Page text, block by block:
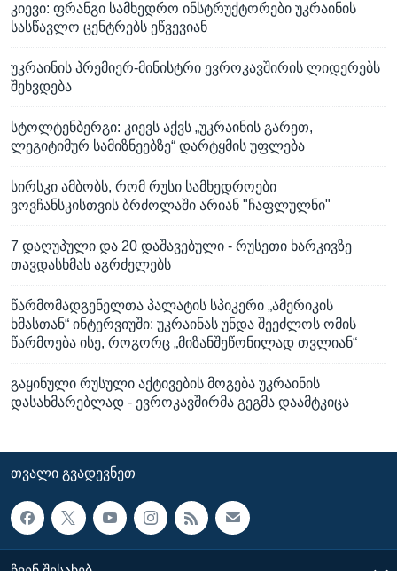
კიევი: ფრანგი სამხედრო ინსტრუქტორები უკრაინის
სასწავლო ცენტრებს ეწვევიან
უკრაინის პრემიერ-მინისტრი ევროკავშირის ლიდერებს
შეხვდება
სტოლტენბერგი: კიევს აქვს „უკრაინის გარეთ,
ლეგიტიმურ სამიზნეებზე“ დარტყმის უფლება
სირსკი ამბობს, რომ რუსი სამხედროები
ვოვჩანსკისთვის ბრძოლაში არიან "ჩაფლულნი"
7 დაღუპული და 20 დაშავებული - რუსეთი ხარკივზე
თავდასხმას აგრძელებს
წარმომადგენელთა პალატის სპიკერი „ამერიკის
ხმასთან“ ინტერვიუში: უკრაინას უნდა შეეძლოს ომის
წარმოება ისე, როგორც „მიზანშეწონილად თვლიან“
გაყინული რუსული აქტივების მოგება უკრაინის
დასახმარებლად - ევროკავშირმა გეგმა დაამტკიცა
ᲗᲕᲐᲚᲘ ᲒᲕᲐᲓᲔᲕᲜᲔᲗ